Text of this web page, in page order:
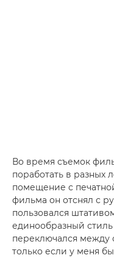
Во время съемок
поработать в разных
помещение с
фильма он отснял с
пользовался
единообразный
переключался между
только если у меня